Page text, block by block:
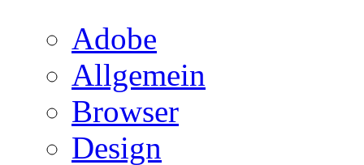
Adobe
Allgemein
Browser
Design